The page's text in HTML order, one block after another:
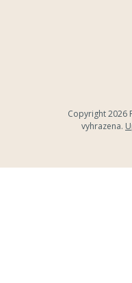
Copyright 2026
vyhrazena.